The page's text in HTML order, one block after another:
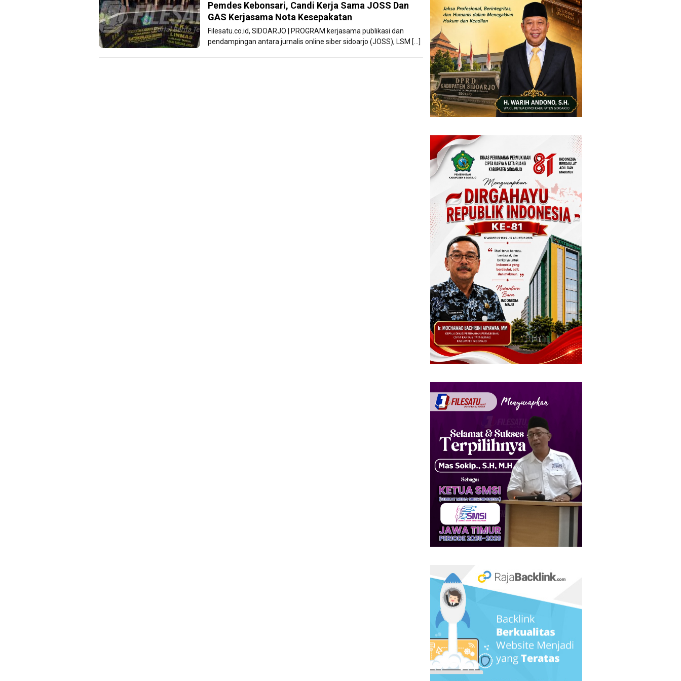
Karawang
Pemdes Kebonsari, Candi Kerja Sama JOSS Dan
GAS Kerjasama Nota Kesepakatan
Filesatu.co.id, SIDOARJO | PROGRAM kerjasama publikasi dan
pendampingan antara jurnalis online siber sidoarjo (JOSS), LSM […]